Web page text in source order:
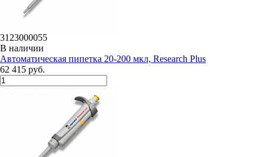
3123000055
В наличии
Автоматическая пипетка 20-200 мкл, Research Plus
62 415 руб.